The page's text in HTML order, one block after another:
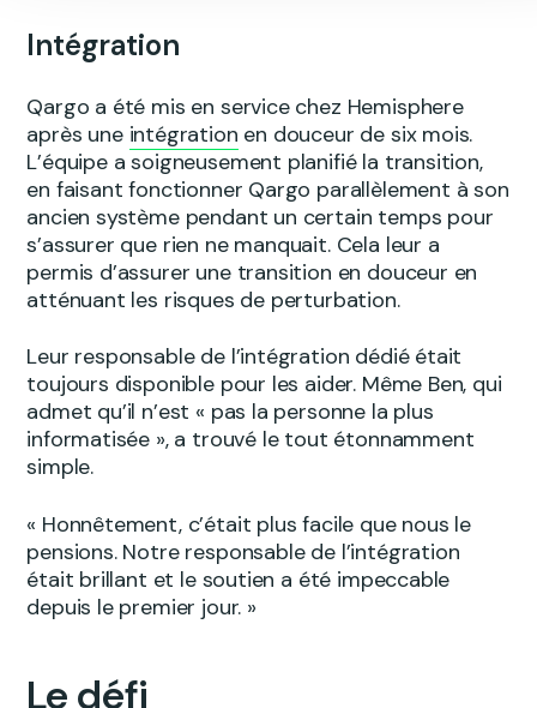
Intégration
Qargo a été mis en service chez Hemisphere
après une intégration en douceur de six mois.
L’équipe a soigneusement planifié la transition,
en faisant fonctionner Qargo parallèlement à son
ancien système pendant un certain temps pour
s’assurer que rien ne manquait. Cela leur a
permis d’assurer une transition en douceur en
atténuant les risques de perturbation.
Leur responsable de l’intégration dédié était
toujours disponible pour les aider. Même Ben, qui
admet qu’il n’est « pas la personne la plus
informatisée », a trouvé le tout étonnamment
simple.
« Honnêtement, c’était plus facile que nous le
pensions. Notre responsable de l’intégration
était brillant et le soutien a été impeccable
depuis le premier jour. »
Le défi